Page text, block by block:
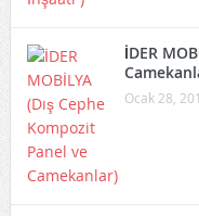
İDER
Ocak 28,